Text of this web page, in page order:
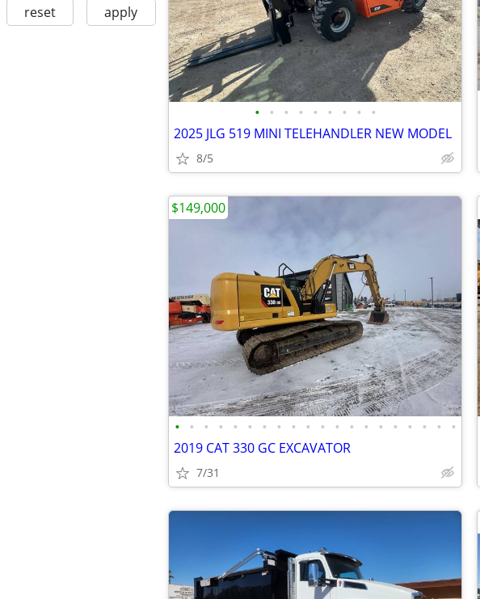
reset apply
• • • • • • • • •
2025 JLG 519 MINI TELEHANDLER NEW MODEL
8/5
• • • • • • • • • • • • • • • • • • • •
2019 CAT 330 GC EXCAVATOR
7/31
$149,000